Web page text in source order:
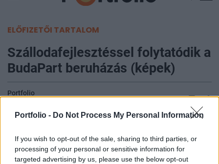
Portfolio - Do Not Process My Personal Information
If you wish to opt-out of the sale, sharing to third parties, or
processing of your personal or sensitive information for
targeted advertising by us, please use the below opt-out
ELŐFIZETŐI TARTALOM
Szállodafejlesztéssel folytatódik a
BudaPart beruházás (képek)
Portfolio
BudaPart ingatlanfejlesztésben. Ahogy Schrancz
Mihály, a Property Market Kft. ügyvezető